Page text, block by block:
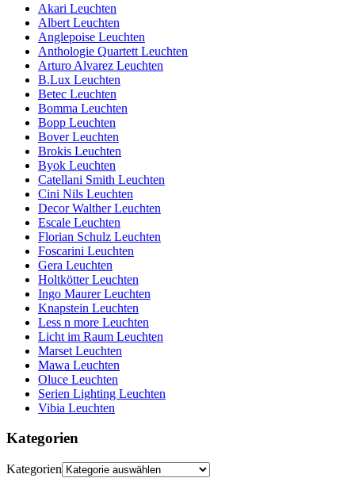
Akari Leuchten
Albert Leuchten
Anglepoise Leuchten
Anthologie Quartett Leuchten
Arturo Alvarez Leuchten
B.Lux Leuchten
Betec Leuchten
Bomma Leuchten
Bopp Leuchten
Bover Leuchten
Brokis Leuchten
Byok Leuchten
Catellani Smith Leuchten
Cini Nils Leuchten
Decor Walther Leuchten
Escale Leuchten
Florian Schulz Leuchten
Foscarini Leuchten
Gera Leuchten
Holtkötter Leuchten
Ingo Maurer Leuchten
Knapstein Leuchten
Less n more Leuchten
Licht im Raum Leuchten
Marset Leuchten
Mawa Leuchten
Oluce Leuchten
Serien Lighting Leuchten
Vibia Leuchten
Kategorien
Kategorien